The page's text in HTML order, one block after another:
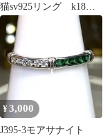
猫sv925リング k18コ
ーティング フリーサ
イズ
¥3,000
J395-3モアサナイト